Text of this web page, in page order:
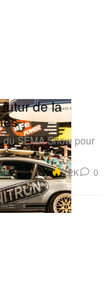
de la
SEMA Show pour
2.2K 0